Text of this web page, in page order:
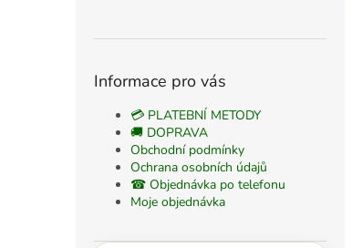
Informace pro vás
💳 PLATEBNÍ METODY
🚚 DOPRAVA
Obchodní podmínky
Ochrana osobních údajů
☎ Objednávka po telefonu
Moje objednávka